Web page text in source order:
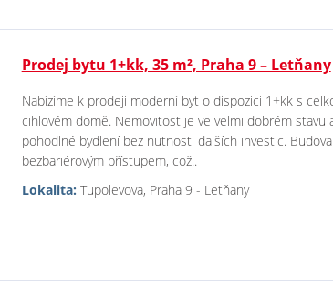
Prodej bytu 1+kk, 35 m², Praha 9 – Letňany
Nabízíme k prodeji moderní byt o dispozici 1+kk s
cihlovém domě. Nemovitost je ve velmi dobrém stavu
pohodlné bydlení bez nutnosti dalších investic.
bezbariérovým přístupem, což..
Lokalita: Tupolevova, Praha 9 - Letňany